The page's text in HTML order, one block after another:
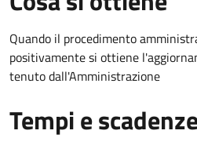
Quando il procedimento
positivamente si ottiene
tenuto dall'Amministrazione
Tempi e